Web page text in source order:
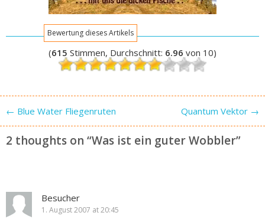
Bewertung dieses Artikels
(615 Stimmen, Durchschnitt: 6.96 von 10)
Post navigation
← Blue Water Fliegenruten Quantum Vektor →
2 thoughts on “Was ist ein guter Wobbler”
Besucher
1. August 2007 at 20:45